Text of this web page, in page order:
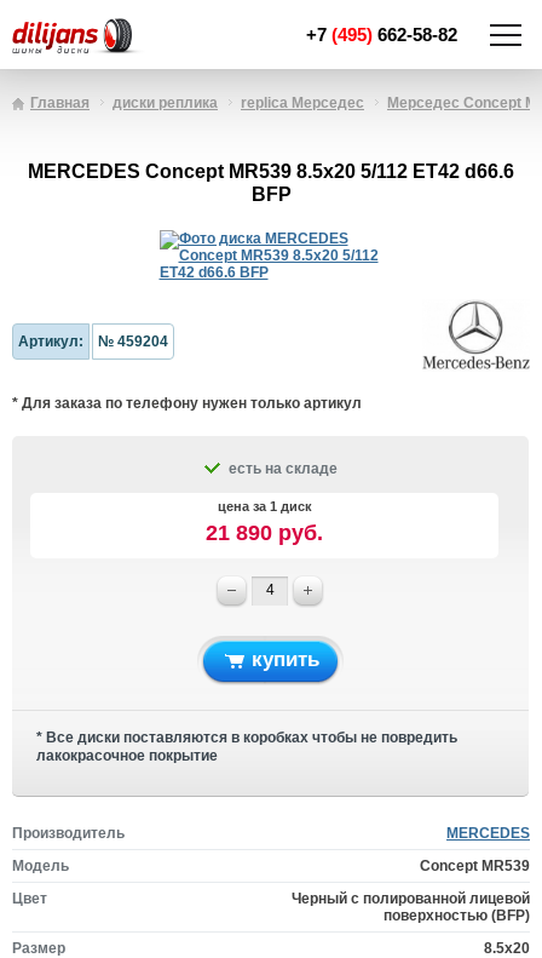
+7 (495) 662-58-82
Главная диски реплика replica Мерседес Мерседес Concept
MERCEDES Concept MR539 8.5x20 5/112 ET42 d66.6
BFP
Артикул: № 459204
* Для заказа по телефону нужен только артикул
есть на складе
цена за 1 диск
21 890 руб.
купить
* Все диски поставляются в коробках чтобы не повредить
лакокрасочное покрытие
Производитель
MERCEDES
Модель
Concept MR539
Цвет
Черный с полированной лицевой
поверхностью (BFP)
Размер
8.5x20